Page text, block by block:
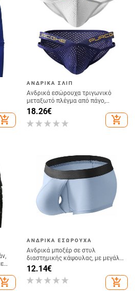
add_shopping_cart
ΑΝΔΡΙΚΆ ΣΛΙΠ
Ανδρικά εσώρουχα τριγωνικό
μεταξωτό πλέγμα από πάγο,
αναπνεύσιμο τρισδιάστατο U
κυρτό τσαντάκι για αγόρια, κοντό
σορτς, χονδρική παράδοση
18.26€
add_shopping_cart
add_shopping_cart
ΑΝΔΡΙΚΆ ΕΣΏΡΟΥΧΑ
Ανδρικά μποξέρ σε στυλ
διαστημικής κάψουλας, με μεγάλο
U-σχήματος θήκη από μοντάλ,
διαπνέοντα και άνετα
12.14€
add_shopping_cart